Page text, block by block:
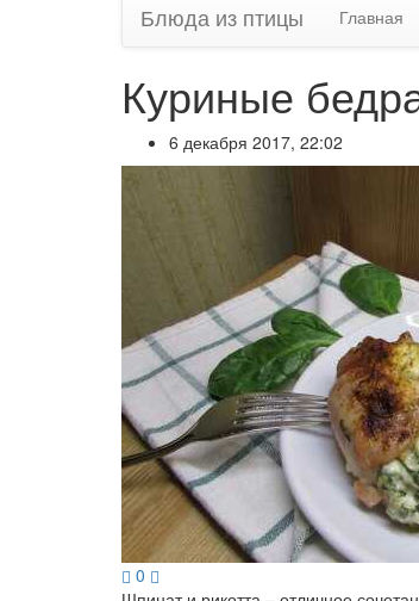
Блюда из птицы Главная
Куриные
6 декабря 2017, 22:02
0